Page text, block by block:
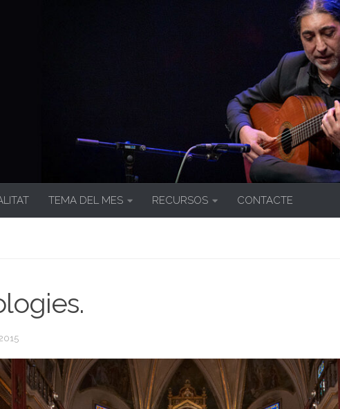
TEMA DEL MES RECURSOS CONTACTE